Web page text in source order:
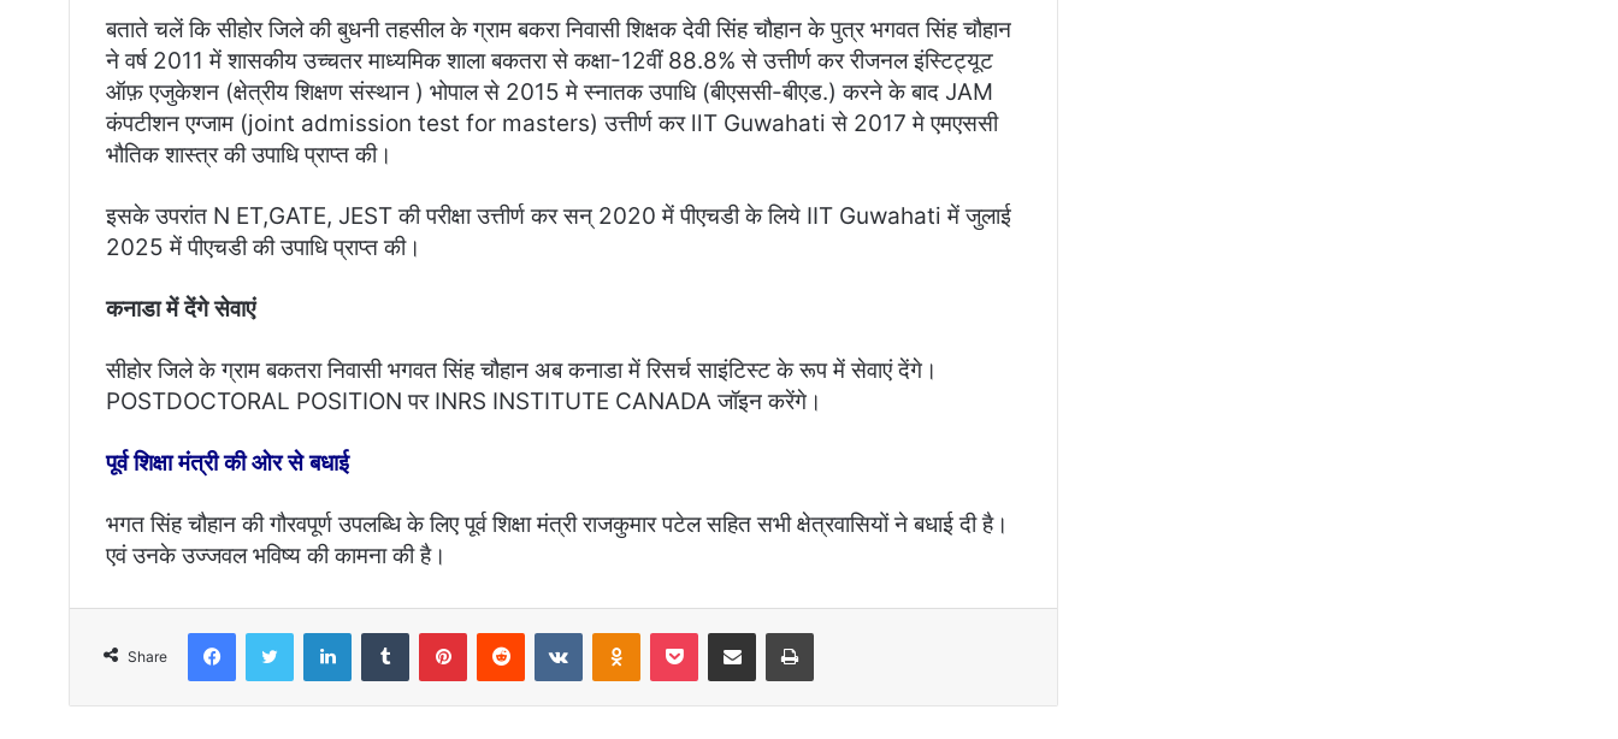
बताते चलें कि सीहोर जिले की बुधनी तहसील के ग्राम बकरा निवासी शिक्षक देवी सिंह चौहान के पुत्र भगवत सिंह चौहान
ने वर्ष 2011 में शासकीय उच्चतर माध्यमिक शाला बकतरा से कक्षा-12वीं 88.8% से उत्तीर्ण कर रीजनल इंस्टिट्यूट
ऑफ़ एजुकेशन (क्षेत्रीय शिक्षण संस्थान ) भोपाल से 2015 मे स्नातक उपाधि (बीएससी-बीएड.) करने के बाद JAM
कंपटीशन एग्जाम (joint admission test for masters) उत्तीर्ण कर llT Guwahati से 2017 मे एमएससी
भौतिक शास्त्र की उपाधि प्राप्त की।
इसके उपरांत N ET,GATE, JEST की परीक्षा उत्तीर्ण कर सन् 2020 में पीएचडी के लिये IIT Guwahati में जुलाई
2025 में पीएचडी की उपाधि प्राप्त की।
कनाडा में देंगे सेवाएं
सीहोर जिले के ग्राम बकतरा निवासी भगवत सिंह चौहान अब कनाडा में रिसर्च साइंटिस्ट के रूप में सेवाएं देंगे।
POSTDOCTORAL POSITION पर INRS INSTITUTE CANADA जॉइन करेंगे।
पूर्व शिक्षा मंत्री की ओर से बधाई
भगत सिंह चौहान की गौरवपूर्ण उपलब्धि के लिए पूर्व शिक्षा मंत्री राजकुमार पटेल सहित सभी क्षेत्रवासियों ने बधाई दी है।
एवं उनके उज्जवल भविष्य की कामना की है।
Share